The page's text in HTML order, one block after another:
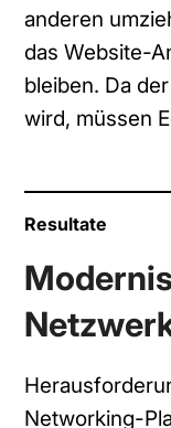
anderen
das Website-
bleiben. Da
wird, müssen
Resultate
Networking-